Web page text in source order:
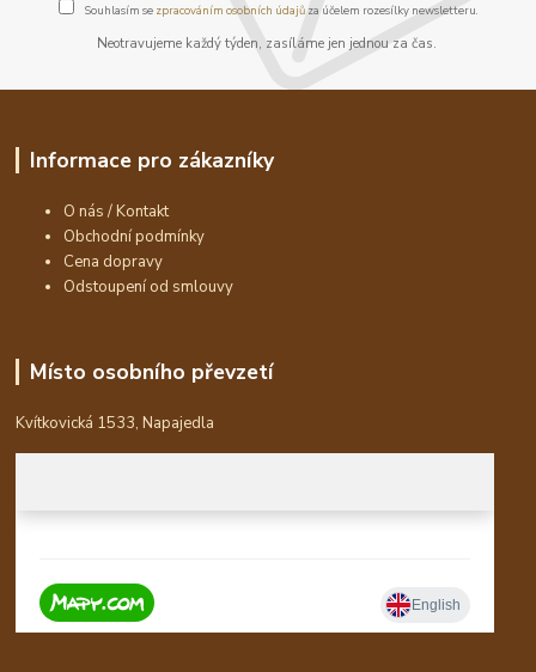
Souhlasím se zpracováním osobních údajůza účelem rozesílky newsletteru.
Neotravujeme každý týden, zasíláme jen jednou za čas.
Informace pro zákazníky
O nás / Kontakt
Obchodní podmínky
Cena dopravy
Odstoupení od smlouvy
Místo osobního převzetí
Kvítkovická 1533, Napajedla